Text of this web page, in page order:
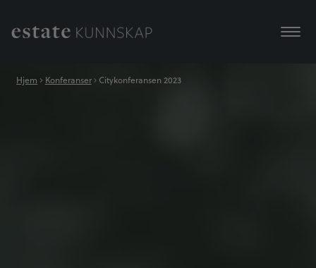
Hjem Konferanser Citykonferansen 2023